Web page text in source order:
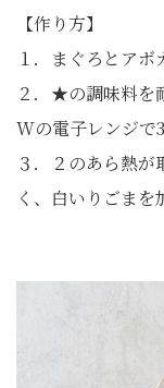
【作り方】
１．まぐろとアボ
２．★の調味料を
Wの電子レンジで
３．２のあら熱
く、白いりごまを